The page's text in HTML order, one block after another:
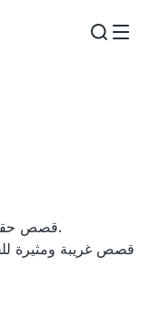
قصص حقيقيّة حدثت بالفعل لكنّها أفرب إاى الخيال.